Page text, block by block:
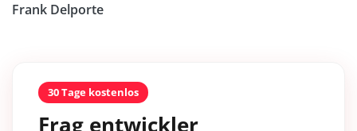
Frank Delporte
30 Tage kostenlos
Frag entwickler